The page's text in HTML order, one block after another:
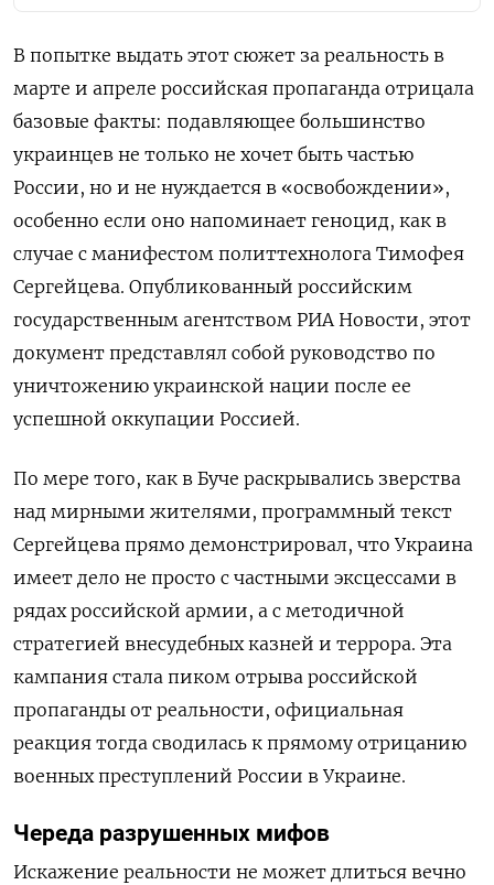
В попытке выдать этот сюжет за реальность в
марте и апреле российская пропаганда отрицала
базовые факты: подавляющее большинство
украинцев не только не хочет быть частью
России, но и не нуждается в «освобождении»,
особенно если оно напоминает геноцид, как в
случае с манифестом политтехнолога Тимофея
Сергейцева. Опубликованный российским
государственным агентством РИА Новости, этот
документ представлял собой руководство по
уничтожению украинской нации после ее
успешной оккупации Россией.
По мере того, как в Буче раскрывались зверства
над мирными жителями, программный текст
Сергейцева прямо демонстрировал, что Украина
имеет дело не просто с частными эксцессами в
рядах российской армии, а с методичной
стратегией внесудебных казней и террора. Эта
кампания стала пиком отрыва российской
пропаганды от реальности, официальная
реакция тогда сводилась к прямому отрицанию
военных преступлений России в Украине.
Череда разрушенных мифов
Искажение реальности не может длиться вечно